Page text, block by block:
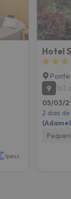
/pess.
Hotel
9
163
05/03/
2 dias